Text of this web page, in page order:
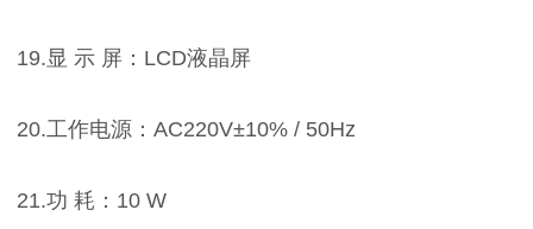
19.显 示 屏：LCD液晶屏
20.工作电源：AC220V±10% / 50Hz
21.功 耗：10 W